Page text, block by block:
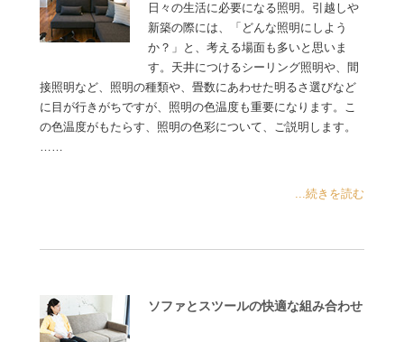
日々の生活に必要になる照明。引越しや
新築の際には、「どんな照明にしよう
か？」と、考える場面も多いと思いま
す。天井につけるシーリング照明や、間
接照明など、照明の種類や、畳数にあわせた明るさ選びなど
に目が行きがちですが、照明の色温度も重要になります。こ
の色温度がもたらす、照明の色彩について、ご説明します。
...続きを読む
ソファとスツールの快適な組み合わせ